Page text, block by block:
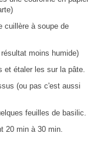
cuillère à soupe de
moins humide)
et étaler les sur la pâte.
(ou pas c'est aussi
feuilles de basilic.
20 min à 30 min.